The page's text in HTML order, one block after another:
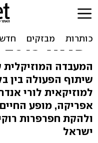
הולוגרמה
בבית
ישראל 2019
המעבדה המוזיקלית
שיתוף הפעולה בין
למוזיקאית לורי
אפריקה, מופע
ולהקת חפרפרות
ישראל